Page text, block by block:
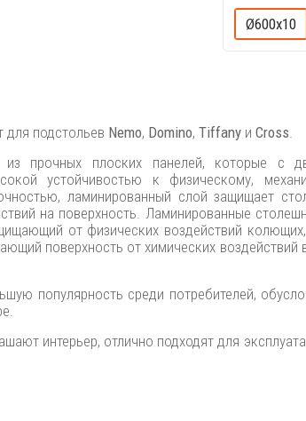
Ø600х10
для подстольев Nemo, Domino, Tiffany и Cross.
прочных плоских панелей, которые с
устойчивостью к физическому,
ламинированный слой защищает
на поверхность. Ламинированные
от физических воздействий
поверхность от химических воздействий
популярность среди потребителей,
интерьер, отлично подходят для